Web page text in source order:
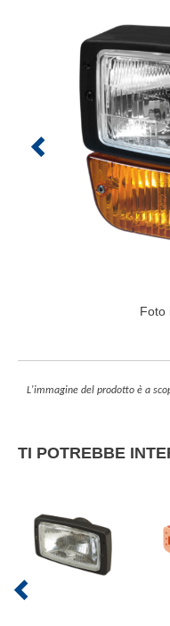
Foto
L'immagine del prodotto è a
TI POTREBBE